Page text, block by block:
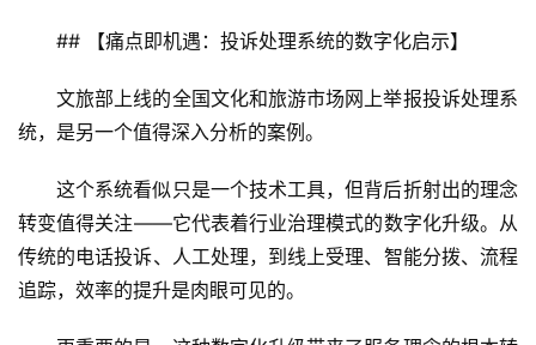
消
旅
融
合
## 【痛点即机遇：投诉处理系统的数字化启示】
文旅部上线的全国文化和旅游市场网上举报投诉处理系
统，是另一个值得深入分析的案例。
这个系统看似只是一个技术工具，但背后折射出的理念
转变值得关注——它代表着行业治理模式的数字化升级。从
传统的电话投诉、人工处理，到线上受理、智能分拨、流程
追踪，效率的提升是肉眼可见的。